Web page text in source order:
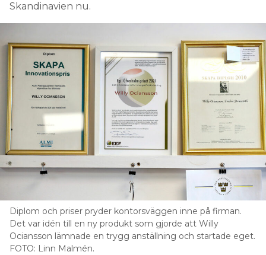
Skandinavien nu.
Diplom och priser pryder kontorsväggen inne på firman.
Det var idén till en ny produkt som gjorde att Willy
Ociansson lämnade en trygg anställning och startade eget.
FOTO: Linn Malmén.